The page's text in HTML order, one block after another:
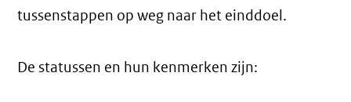
tussenstappen op weg naar het einddoel.
De statussen en hun kenmerken zijn: